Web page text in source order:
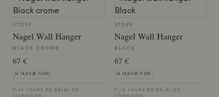
STOFF
Nagel Wall Hanger
BLACK CROME
67 €
H: 14,5 X Ø: 11 CM
7-14 JOURS DE DÉLAI DE
LIVRAISON
STOFF
Nagel Wall Hanger
BLACK
67 €
H: 14,5 X Ø: 11 CM
7-14 JOURS DE DÉLAI DE
LIVRAISON